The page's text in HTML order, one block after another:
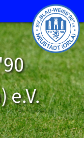
e.V.